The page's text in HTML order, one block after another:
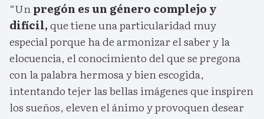
“Unpregón es un género complejo y
difícil,que tiene una particularidad muy
especial porque ha de armonizar el saber y la
elocuencia, el conocimiento del que se pregona
con la palabra hermosa y bien escogida,
intentando tejer las bellas imágenes que inspiren
los sueños, eleven el ánimo y provoquen desear